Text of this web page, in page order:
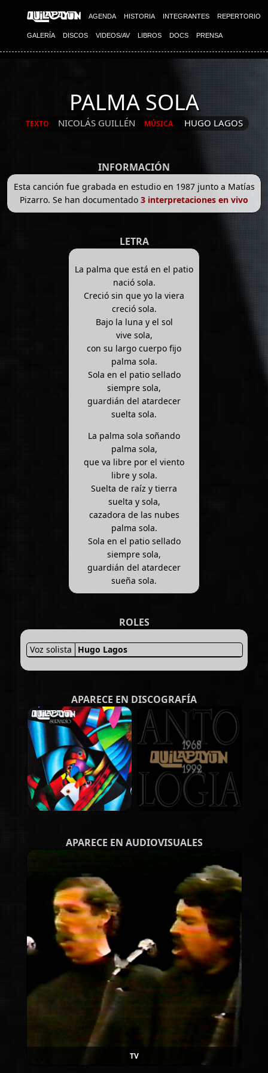
AGENDA HISTORIA INTEGRANTES REPERTORIO
GALERÍA DISCOS VIDEOS/AV LIBROS DOCS PRENSA
PALMA SOLA
TEXTO NICOLÁS GUILLÉN MÚSICA HUGO LAGOS
INFORMACIÓN
Esta canción fue grabada en estudio en 1987 junto a Matías
Pizarro. Se han documentado 3 interpretaciones en vivo
LETRA
La palma que está en el patio
nació sola.
Creció sin que yo la viera
creció sola.
Bajo la luna y el sol
vive sola,
con su largo cuerpo fijo
palma sola.
Sola en el patio sellado
siempre sola,
guardián del atardecer
suelta sola.
La palma sola soñando
palma sola,
que va libre por el viento
libre y sola.
Suelta de raíz y tierra
suelta y sola,
cazadora de las nubes
palma sola.
Sola en el patio sellado
siempre sola,
guardián del atardecer
sueña sola.
ROLES
Voz solista Hugo Lagos
APARECE EN DISCOGRAFÍA
APARECE EN AUDIOVISUALES
TV